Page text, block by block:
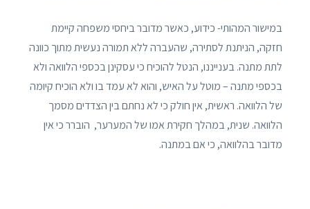
במישור המהותי- כידוע, כאשר מדובר ביחסי משפחה קיימת
חזקה, הניתנת לסתירה, שהעברה ללא תמורה נעשית מתוך כוונה
לתת מתנה. בענייננו, הנטל להוכיח כי עסקינן בכספי הלוואה ולא
בכספי מתנה – מוטל על האיש, והוא לא עמד בו ולא הוכיח קיומה
של הלוואה. ראשית, אין חולק כי לא נחתם בין הצדדים מסמך
הלוואה. שנית, במהלך חקירת אמו של המערער, הוברר כי אין
מדובר בהלוואה, כי אם במתנה.